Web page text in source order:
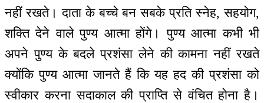
नहीं रखते। दाता के बच्चे बन सबके प्रति स्नेह, सहयोग,
शक्ति देने वाले पुण्य आत्मा होंगे। पुण्य आत्मा कभी भी
अपने पुण्य के बदले प्रशंसा लेने की कामना नहीं रखते
क्योंकि पुण्य आत्मा जानते हैं कि यह हद की प्रशंसा को
स्वीकार करना सदाकाल की प्राप्ति से वंचित होना है।